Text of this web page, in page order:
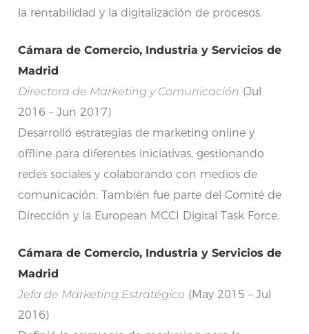
la rentabilidad y la digitalización de procesos.
Cámara de Comercio, Industria y Servicios de
Madrid
Directora de Marketing y Comunicación (Jul
2016 – Jun 2017)
Desarrolló estrategias de marketing online y
offline para diferentes iniciativas, gestionando
redes sociales y colaborando con medios de
comunicación. También fue parte del Comité de
Dirección y la European MCCI Digital Task Force.
Cámara de Comercio, Industria y Servicios de
Madrid
Jefa de Marketing Estratégico (May 2015 – Jul
2016)